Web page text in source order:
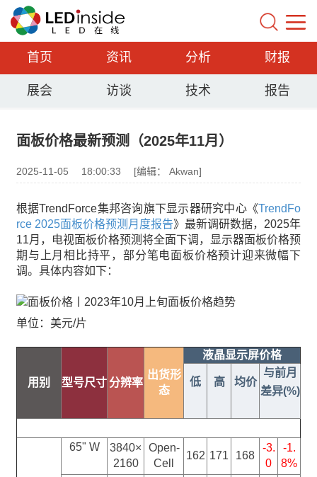
首页 资讯 分析 财报
展会 访谈 技术 报告
面板价格最新预测（2025年11月）
2025-11-05 18:00:33 [编辑： Akwan]
根据TrendForce集邦咨询旗下显示器研究中心《TrendFo
rce 2025面板价格预测月度报告》最新调研数据，2025年
11月，电视面板价格预测将全面下调，显示器面板价格预
期与上月相比持平，部分笔电面板价格预计迎来微幅下
调。具体内容如下：
单位：美元/片
用别 型号尺寸分辨率
出货形
态
液晶显示屏价格
低 高 均价
与前月
差异(%)
65" W
3840×
2160
Open-
Cell
162 171 168
-3.
0
-1.
8%